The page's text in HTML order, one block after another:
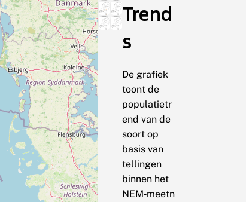
Trend
s
De grafiek
toont de
populatietr
end van de
soort op
basis van
tellingen
binnen het
NEM‑meetn